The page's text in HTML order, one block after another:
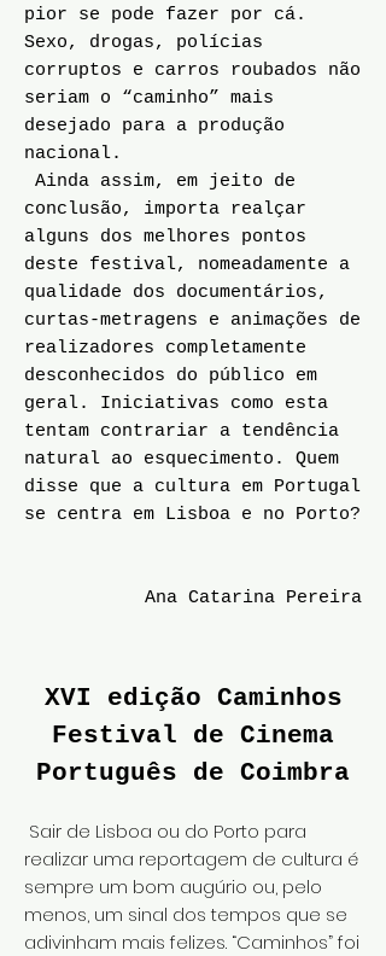
pior se pode fazer por cá.
Sexo, drogas, polícias
corruptos e carros roubados não
seriam o “caminho” mais
desejado para a produção
nacional.
Ainda assim, em jeito de
conclusão, importa realçar
alguns dos melhores pontos
deste festival, nomeadamente a
qualidade dos documentários,
curtas-metragens e animações de
realizadores completamente
desconhecidos do público em
geral. Iniciativas como esta
tentam contrariar a tendência
natural ao esquecimento. Quem
disse que a cultura em Portugal
se centra em Lisboa e no Porto?
Ana Catarina Pereira
XVI edição Caminhos
Festival de Cinema
Português de Coimbra
Sair de Lisboa ou do Porto para
realizar uma reportagem de cultura é
sempre um bom augúrio ou, pelo
menos, um sinal dos tempos que se
adivinham mais felizes. “Caminhos” foi